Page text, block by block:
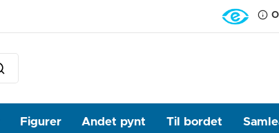
Figurer Andet pynt Til bordet